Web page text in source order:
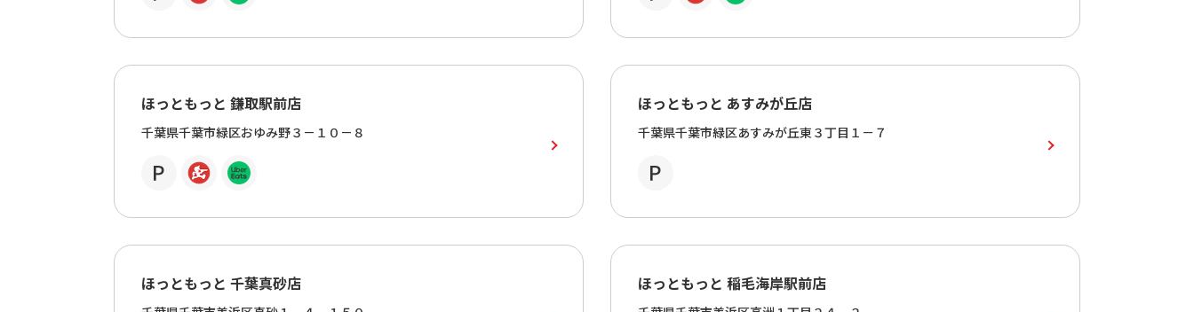
ほっともっと 鎌取駅前店
千葉県千葉市緑区おゆみ野３－１０－８
ほっともっと あすみが丘店
千葉県千葉市緑区あすみが丘東３丁目１－７
ほっともっと 千葉真砂店 ほっともっと 稲毛海岸駅前店